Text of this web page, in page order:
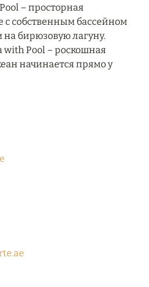
JUMEIRA, DUBAI:
СУММЫ КОНТРАКТА НА
ISLAND ABU DHABI:
– ВСЁ
NEIGES
– просторная
собственным бассейном
бирюзовую лагуну.
with Pool – роскошная
начинается прямо у